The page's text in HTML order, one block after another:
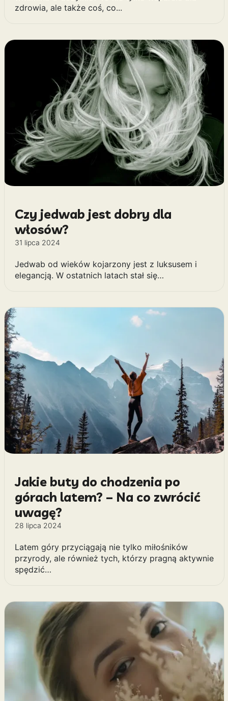
zdrowia, ale także coś, co...
Czy jedwab jest dobry dla
włosów?
31 lipca 2024
Jedwab od wieków kojarzony jest z luksusem i
elegancją. W ostatnich latach stał się…
Jakie buty do chodzenia po
górach latem? – Na co zwrócić
uwagę?
28 lipca 2024
Latem góry przyciągają nie tylko miłośników
przyrody, ale również tych, którzy pragną aktywnie
spędzić…